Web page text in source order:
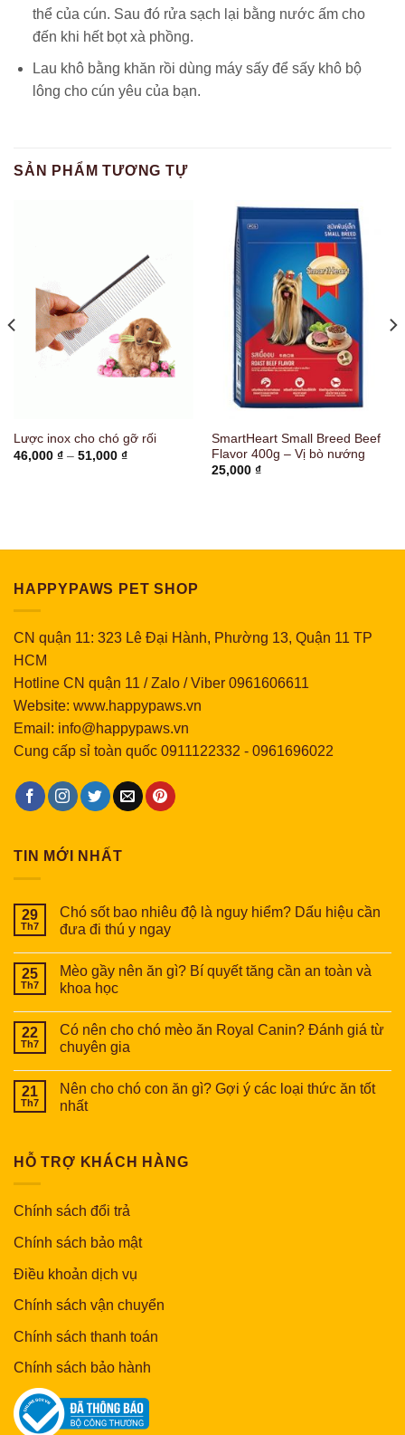
thể của cún. Sau đó rửa sạch lại bằng nước ấm cho
đến khi hết bọt xà phồng.
Lau khô bằng khăn rồi dùng máy sấy để sấy khô bộ
lông cho cún yêu của bạn.
SẢN PHẨM TƯƠNG TỰ
Lược inox cho chó gỡ rối
46,000 ₫ – 51,000 ₫Khoảng
SmartHeart Small Breed Beef
Flavor 400g – Vị bò nướng
25,000 ₫
HAPPYPAWS PET SHOP
CN quận 11: 323 Lê Đại Hành, Phường 13, Quận 11 TP
HCM
Hotline CN quận 11 / Zalo / Viber 0961606611
Website: www.happypaws.vn
Email: info@happypaws.vn
Cung cấp sỉ toàn quốc 0911122332 - 0961696022
TIN MỚI NHẤT
29
Th7
Chó sốt bao nhiêu độ là nguy hiểm? Dấu hiệu cần
đưa đi thú y ngay
25
Th7
Mèo gầy nên ăn gì? Bí quyết tăng cần an toàn và
khoa học
22
Th7
Có nên cho chó mèo ăn Royal Canin? Đánh giá từ
chuyên gia
21
Th7
Nên cho chó con ăn gì? Gợi ý các loại thức ăn tốt
nhất
HỖ TRỢ KHÁCH HÀNG
Chính sách đổi trả
Chính sách bảo mật
Điều khoản dịch vụ
Chính sách vận chuyển
Chính sách thanh toán
Chính sách bảo hành